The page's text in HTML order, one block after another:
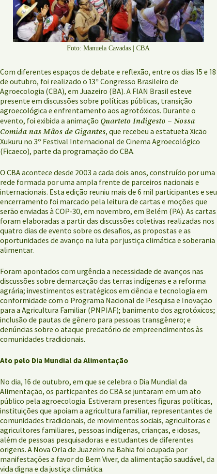
Foto: Manuela Cavadas | CBA
Com diferentes espaços de debate e reflexão, entre os dias 15 e 18
de outubro, foi realizado o 13º Congresso Brasileiro de
Agroecologia (CBA), em Juazeiro (BA). A FIAN Brasil esteve
presente em discussões sobre políticas públicas, transição
agroecológica e enfrentamento aos agrotóxicos. Durante o
evento, foi exibida a animação Quarteto Indigesto – Nossa
Comida nas Mãos de Gigantes, que recebeu a estatueta Xicão
Xukuru no 3º Festival Internacional de Cinema Agroecológico
(Ficaeco), parte da programação do CBA.
O CBA acontece desde 2003 a cada dois anos, construído por uma
rede formada por uma ampla frente de parceiros nacionais e
internacionais. Esta edição reuniu mais de 6 mil participantes e seu
encerramento foi marcado pela leitura de cartas e moções que
serão enviadas à COP-30, em novembro, em Belém (PA). As cartas
foram elaboradas a partir das discussões coletivas realizadas nos
quatro dias de evento sobre os desafios, as propostas e as
oportunidades de avanço na luta por justiça climática e soberania
alimentar.
Foram apontados com urgência a necessidade de avanços nas
discussões sobre demarcação das terras indígenas e a reforma
agrária; investimentos estratégicos em ciência e tecnologia em
conformidade com o Programa Nacional de Pesquisa e Inovação
para a Agricultura Familiar (PNPIAF); banimento dos agrotóxicos;
inclusão de pautas de gênero para pessoas transgênero; e
denúncias sobre o ataque predatório de empreendimentos às
comunidades tradicionais.
Ato pelo Dia Mundial da Alimentação
No dia, 16 de outubro, em que se celebra o Dia Mundial da
Alimentação, os particpantes do CBA se juntaram em um ato
público pela agroecologia. Estiveram presentes figuras políticas,
instituições que apoiam a agricultura familiar, representantes de
comunidades tradicionais, de movimentos sociais, agricultoras e
agricultores familiares, pessoas indígenas, crianças, e idosas,
além de pessoas pesquisadoras e estudantes de diferentes
origens. A Nova Orla de Juazeiro na Bahia foi ocupada por
manifestações a favor do Bem Viver, da alimentação saudável, da
vida digna e da justiça climática.